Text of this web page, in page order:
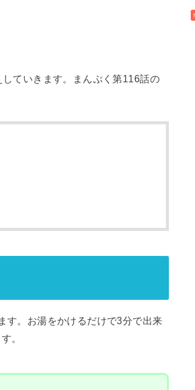
ていきます。まんぷく第116話の
す。お湯をかけるだけで3分で出来
。